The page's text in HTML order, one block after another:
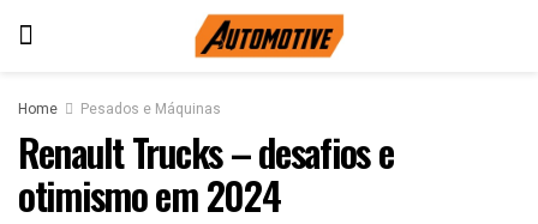
Home Pesados e Máquinas
Renault Trucks – desafios e
otimismo em 2024